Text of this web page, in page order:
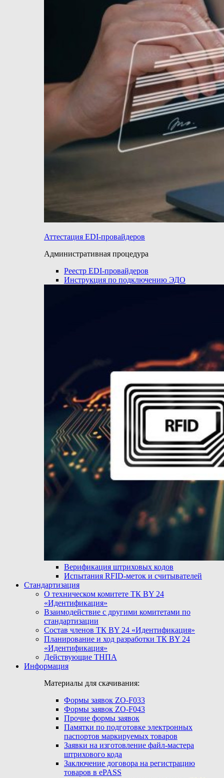
Аттестация EDI-провайдеров
Административная процедура
Реестр EDI-провайдеров
Инструкция по подключению ЭДО
Верификация штриховых кодов
Испытания RFID-меток и считывателей
Стандартизация
О техническом комитете ТК BY 24
«Идентификация»
Взаимодействие с другими комитетами по
стандартизации
Состав членов ТК BY 24 «Идентификация»
Планирование и ход разработки ТК BY 24
«Идентификация»
Действующие ТНПА
Информация
Материалы для скачивания:
Формы заявок ZO-F033
Формы заявок ZO-F043
Прочие формы заявок
Памятки по подготовке электронных
паспортов маркируемых товаров
Заявки на изготовление файл-мастера
штрихового кода
Заключение договора на регистрацию
товаров в ePASS